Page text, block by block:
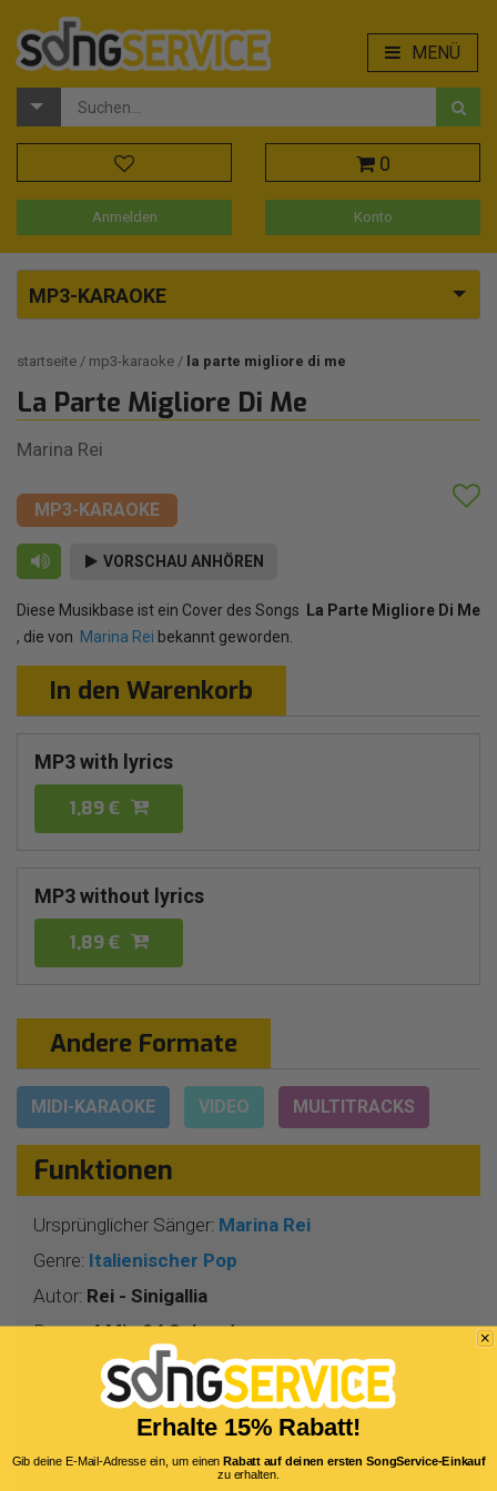
MENÜ
0
Anmelden Konto
MP3-KARAOKE
startseite mp3-karaoke la parte migliore di me
La Parte Migliore Di Me
Marina Rei
MP3-KARAOKE
VORSCHAU ANHÖREN
Diese Musikbase ist ein Cover des Songs
La Parte Migliore Di Me
, die von Marina Rei bekannt geworden.
In den Warenkorb
MP3 with lyrics
1,89 €
MP3 without lyrics
1,89 €
Andere Formate
MIDI-KARAOKE VIDEO MULTITRACKS
Funktionen
Ursprünglicher Sänger: Marina Rei
Genre: Italienischer Pop
Autor: Rei - Sinigallia
Dauer:4 Min 24 Sekunden
4/4
70
Bitrate: 320 Kbit/s
Erhalte 15% Rabatt!
Gib deine E-Mail-Adresse ein, um einenRabatt auf deinen ersten SongService-Einkauf
zu erhalten.